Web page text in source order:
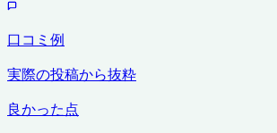
口コミ例
実際の投稿から抜粋
良かった点